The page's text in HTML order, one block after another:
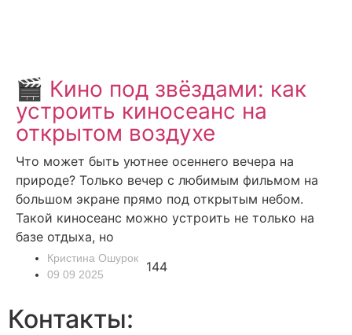
🎬 Кино под звёздами: как
устроить киносеанс на
открытом воздухе
Что может быть уютнее осеннего вечера на
природе? Только вечер с любимым фильмом на
большом экране прямо под открытым небом.
Такой киносеанс можно устроить не только на
базе отдыха, но
Кристина Ошурок
09 09 2025
144
Контакты: